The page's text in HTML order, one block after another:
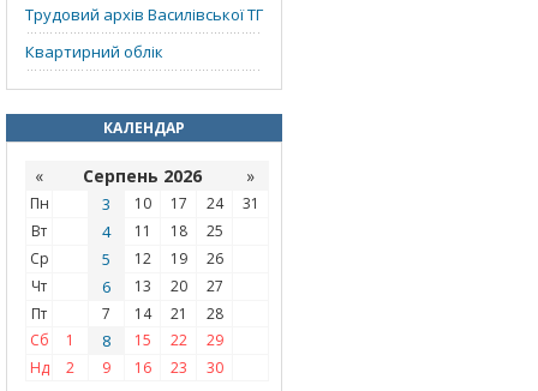
Трудовий архів Василівської ТГ
Квартирний облік
КАЛЕНДАР
« Серпень 2026 »
Пн 3 10 17 24
31
Вт
4 11 18
25
Ср
5 12 19
26
Чт
6 13 20
27
Пт
7 14 21
28
Сб
1 8 15 22
29
Нд
2 9 16 23 30